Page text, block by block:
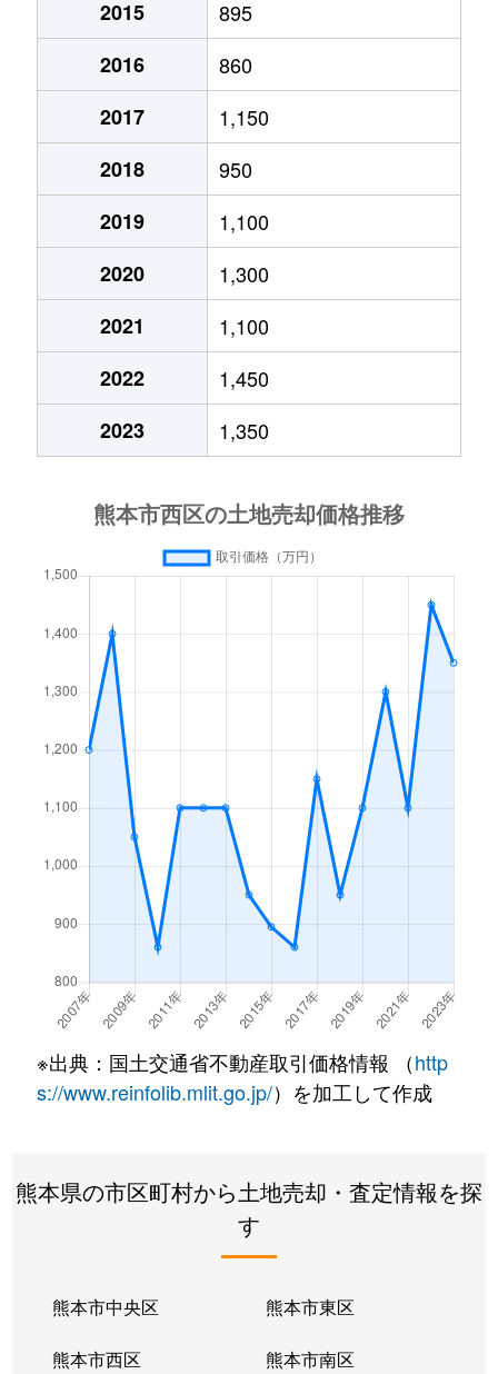
城山大塘 400万円
城山大塘
1,700万円
城山大塘
550万円
城山下代
1,400万円
城山下代
9,600万円
城山半田
910万円
新土河原
9,100万円
田崎本町
6,600万円
田崎本町
5,300万円
2,100万円
上熊本(ＪＲ・熊本電
290万円
上熊本(ＪＲ・熊本電
戸坂町
中島町
中島町
西熊本
中島町
520万円
西熊本
中島町
600万円
西熊本
中原町
西熊本
二本木
220万円
熊本
二本木
190万円
熊本
二本木
1,000万円
熊本
二本木
2,600万円
熊本
3,200万円
二本木
熊本
二本木
熊本
2015
895
2016
860
2017
1,150
2018
950
2019
1,100
2020
1,300
2021
1,100
2022
1,450
2023
1,350
※出典：国土交通省不動産取引価格情報 （http
s://www.reinfolib.mlit.go.jp/）を加工して作成
熊本県の市区町村から土地売却・査定情報を探
す
熊本市中央区 熊本市東区
熊本市西区 熊本市南区